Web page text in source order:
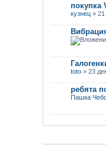
покупка
кузнец »
toto » 23
ребята
Пашка